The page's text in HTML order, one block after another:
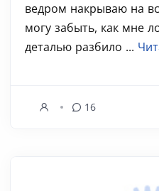
ведром накрываю на
могу забыть, как мне
деталью разбило ...
16